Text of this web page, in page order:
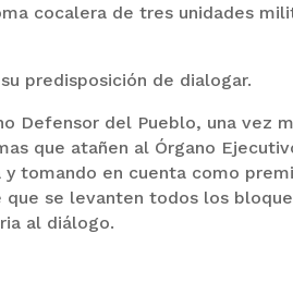
cocalera de tres unidades
predisposición de dialogar.
Defensor del Pueblo, una vez
que atañen al Órgano
y tomando en cuenta como
se levanten todos los
al diálogo.